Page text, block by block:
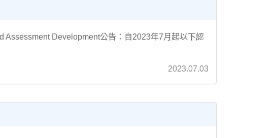
Assessment Development公告：自2023年7月起以下認
2023.07.03